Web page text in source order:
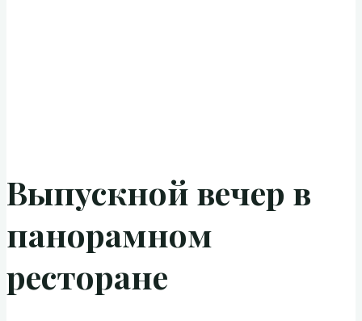
Выпускной вечер в
панорамном
ресторане